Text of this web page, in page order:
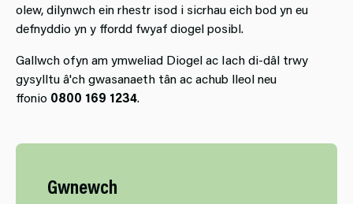
olew, dilynwch ein rhestr isod i sicrhau eich bod yn eu
defnyddio yn y ffordd fwyaf diogel posibl.
Gallwch ofyn am ymweliad Diogel ac Iach di-dâl trwy
gysylltu â'ch gwasanaeth tân ac achub lleol neu
ffonio 0800 169 1234.
Gwnewch